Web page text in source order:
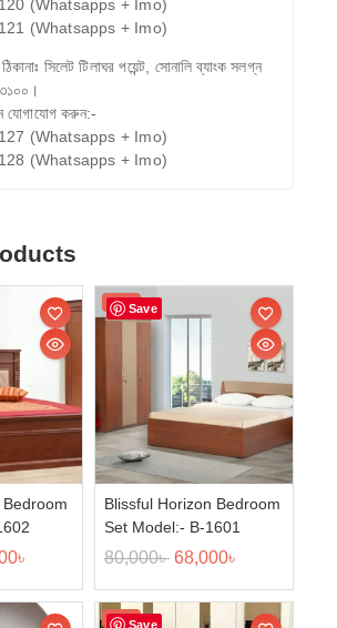
(Whatsapps + Imo)
(Whatsapps + Imo)
সিলেট টিলাঘর পয়েন্ট, সোনালি ব্যাংক সলগ্ন
যোগাযোগ করুন:-
(Whatsapps + Imo)
(Whatsapps + Imo)
৳
Save
Sale!
Blissful Horizon Bedroom
Set Model:- B-1601
80,000৳ 68,000৳
Save
Sale!